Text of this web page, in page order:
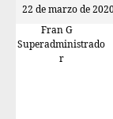
22 de marzo de
Fran G
Superadministrado
r